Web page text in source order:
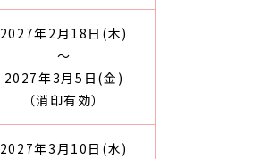
2027年2月18日(木)
～
2027年3月5日(金)
（消印有効）
2027年3月10日(水)